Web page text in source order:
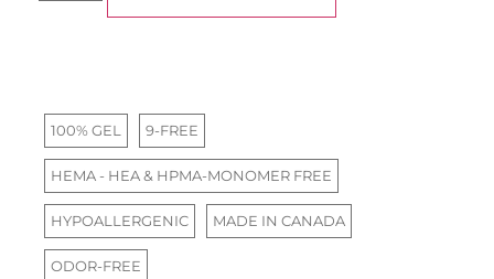
100% GEL 9-FREE
HEMA - HEA & HPMA-MONOMER FREE
HYPOALLERGENIC MADE IN CANADA
ODOR-FREE